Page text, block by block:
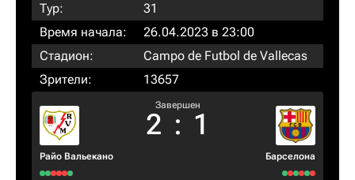
Тур:
31
Время начала:
26.04.2023 в 23:00
Стадион:
Campo de Futbol de Vallecas
Зрители:
13657
Райо Вальекано
Завершен
2 : 1
Барселона